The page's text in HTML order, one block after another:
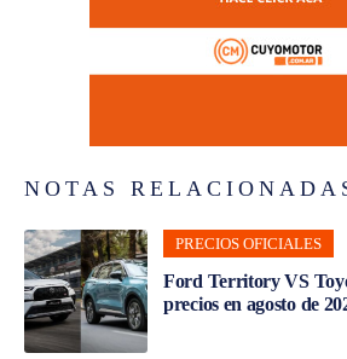
NOTAS
PRECIOS OFICIALES
Ford Territory VS
precios en agosto de